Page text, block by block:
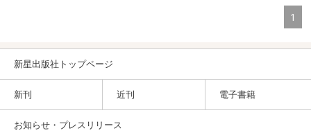
1
新星出版社トップページ
新刊 近刊 電子書籍
お知らせ・プレスリリース